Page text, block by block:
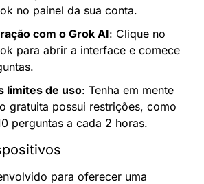
no painel da sua conta.
com o Grok AI: Clique no
para abrir a interface e comece
limites de uso: Tenha em mente
gratuita possui restrições, como
perguntas a cada 2 horas.
para oferecer uma